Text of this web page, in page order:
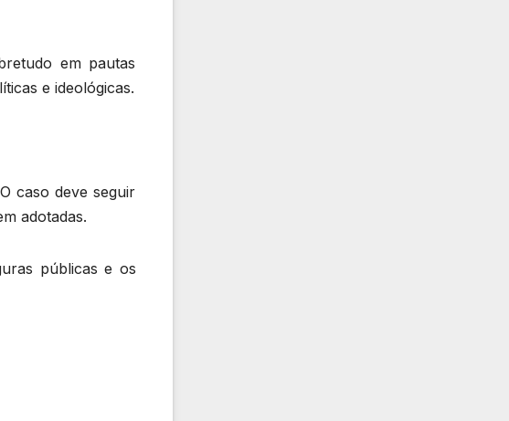
em pautas
e ideológicas.
caso deve seguir
adotadas.
públicas e os